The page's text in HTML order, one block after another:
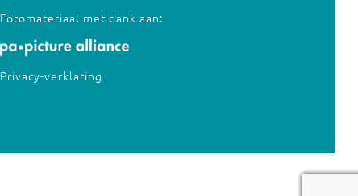
Fotomateriaal met dank aan:
Privacy-verklaring